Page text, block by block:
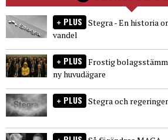
PLUS Stegra - En historia
vandel
PLUS Frostig
ny huvudägare
PLUS Stegra och